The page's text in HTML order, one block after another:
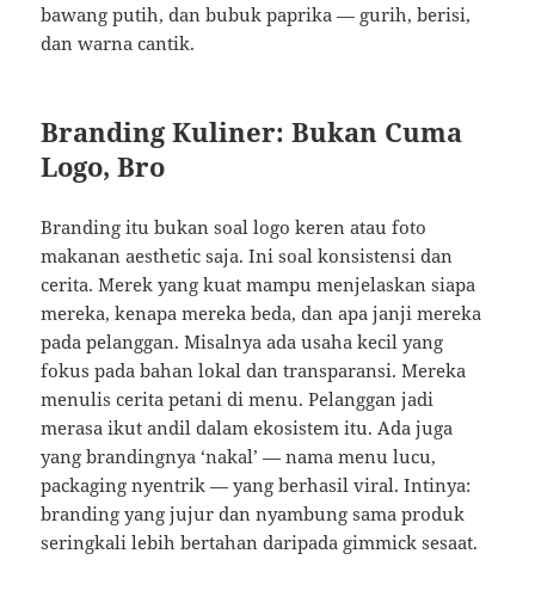
bawang putih, dan bubuk paprika — gurih, berisi,
dan warna cantik.
Branding Kuliner: Bukan Cuma
Logo, Bro
Branding itu bukan soal logo keren atau foto
makanan aesthetic saja. Ini soal konsistensi dan
cerita. Merek yang kuat mampu menjelaskan siapa
mereka, kenapa mereka beda, dan apa janji mereka
pada pelanggan. Misalnya ada usaha kecil yang
fokus pada bahan lokal dan transparansi. Mereka
menulis cerita petani di menu. Pelanggan jadi
merasa ikut andil dalam ekosistem itu. Ada juga
yang brandingnya ‘nakal’ — nama menu lucu,
packaging nyentrik — yang berhasil viral. Intinya:
branding yang jujur dan nyambung sama produk
seringkali lebih bertahan daripada gimmick sesaat.